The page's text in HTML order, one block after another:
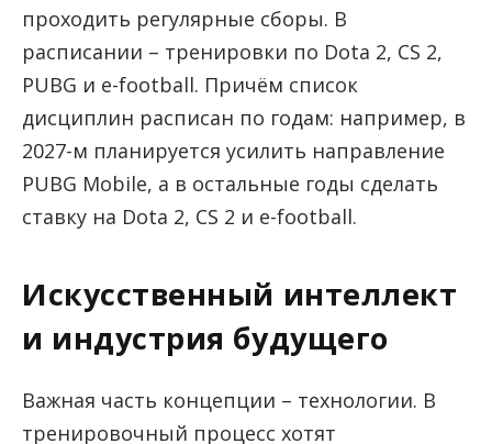
проходить регулярные сборы. В
расписании – тренировки по Dota 2, CS 2,
PUBG и e-football. Причём список
дисциплин расписан по годам: например, в
2027-м планируется усилить направление
PUBG Mobile, а в остальные годы сделать
ставку на Dota 2, CS 2 и e-football.
Искусственный интеллект
и индустрия будущего
Важная часть концепции – технологии. В
тренировочный процесс хотят